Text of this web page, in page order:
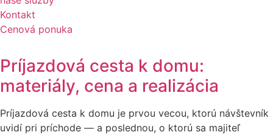
Kontakt
Cenová ponuka
Príjazdová cesta k domu:
materiály, cena a realizácia
Príjazdová cesta k domu je prvou vecou, ktorú návštevník
uvidí pri príchode — a poslednou, o ktorú sa majiteľ